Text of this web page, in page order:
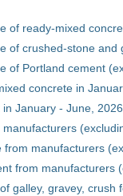
of ready-mixed
of crushed-stone and
of Portland cement
concrete in
January - June, 2026
manufacturers
from manufacturers
galley, gravey,